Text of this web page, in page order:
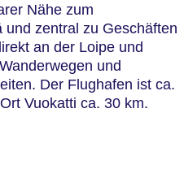
Nähe zum
zentral zu Geschäften
an der Loipe und
und
Der Flughafen ist ca.
Vuokatti ca. 30 km.